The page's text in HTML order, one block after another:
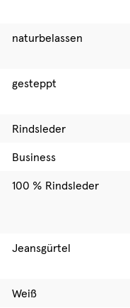
naturbelassen
gesteppt
Rindsleder
Business
100 % Rindsleder
Jeansgürtel
Weiß